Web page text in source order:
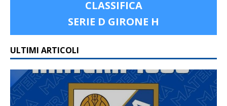
CLASSIFICA
SERIE D GIRONE H
ULTIMI ARTICOLI